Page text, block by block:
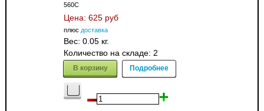
560C
Цена:625 руб
плюс доставка
Вес:0.05 кг.
Количество на складе:2
В корзину Подробнее